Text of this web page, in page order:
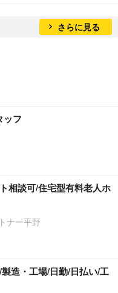
さらに見る
ッフ
相談可/住宅型有料老人ホ
ナー平野
造・工場/日勤/日払い/工